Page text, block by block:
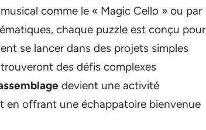
comme le « Magic Cello » ou par
chaque puzzle est conçu pour
se lancer dans des projets simples
des défis complexes
devient une activité
en offrant une échappatoire bienvenue